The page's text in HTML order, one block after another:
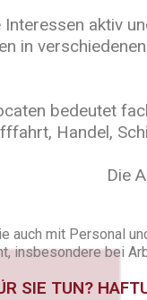
aktiv
in
bedeutet
Handel,
Die
auch mit Personal
insbesondere bei
SIE TUN?